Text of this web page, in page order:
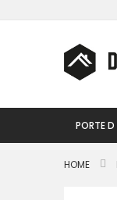
to
PORTE D
HOME